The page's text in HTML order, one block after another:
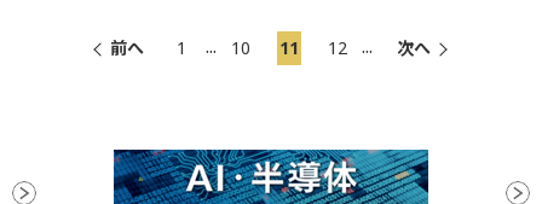
前へ 1 ... 10 11 12 ... 次へ